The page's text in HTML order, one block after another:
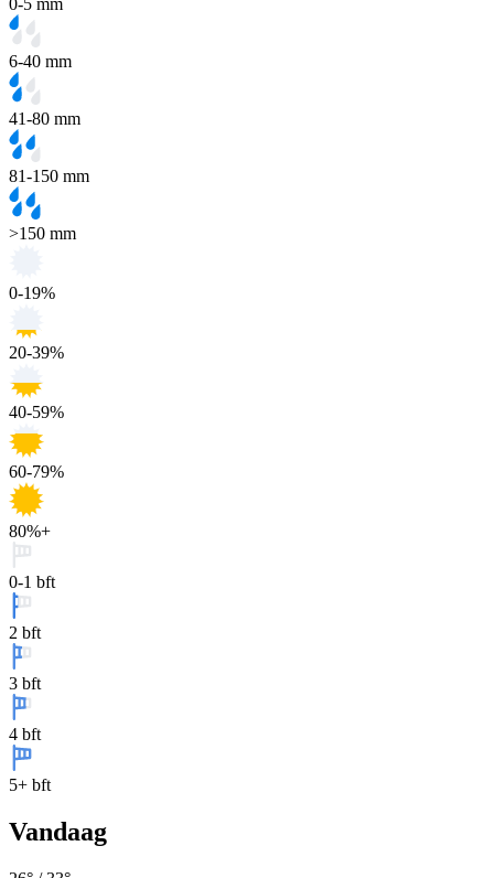
6-40 mm
41-80 mm
81-150 mm
>150 mm
0-19%
20-39%
40-59%
60-79%
80%+
0-1 bft
2 bft
3 bft
4 bft
5+ bft
Vandaag